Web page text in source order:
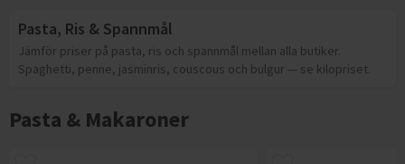
Pasta, Ris & Spannmål
Jämför priser på pasta, ris och spannmål mellan alla butiker.
Spaghetti, penne, jasminris, couscous och bulgur — se kilopriset.
Pasta & Makaroner